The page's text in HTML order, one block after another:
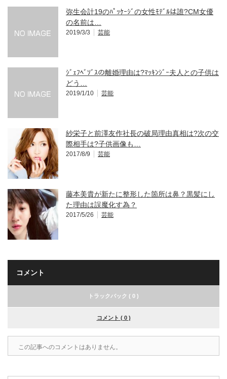
弥生会計19のﾊﾟｯｹｰｼﾞの女性ﾓﾃﾞﾙは誰?CM女優
の名前は…
2019/3/3 芸能
ｼﾞｪﾌﾍﾞｿﾞｽの離婚理由は?ﾏｯｷﾝｼﾞｰ夫人との子供は
どう…
2019/1/10 芸能
紗栄子と前澤友作社長の破局理由真相は?次の交
際相手は?子供画像も…
2017/8/9 芸能
藤本美貴が新たに整形した箇所は鼻？黒髪にし
た理由は誤魔化す為？
2017/5/26 芸能
コメント
トラックバック ( 0 )
コメント ( 0 )
この記事へのコメントはありません。